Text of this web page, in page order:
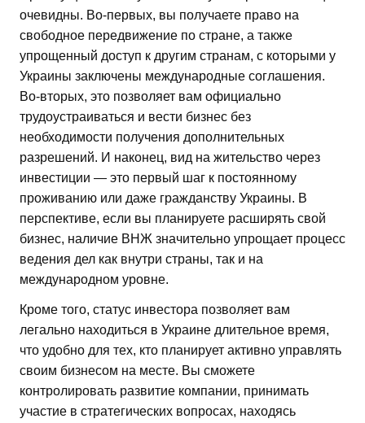
очевидны. Во-первых, вы получаете право на
свободное передвижение по стране, а также
упрощенный доступ к другим странам, с которыми у
Украины заключены международные соглашения.
Во-вторых, это позволяет вам официально
трудоустраиваться и вести бизнес без
необходимости получения дополнительных
разрешений. И наконец, вид на жительство через
инвестиции — это первый шаг к постоянному
проживанию или даже гражданству Украины. В
перспективе, если вы планируете расширять свой
бизнес, наличие ВНЖ значительно упрощает процесс
ведения дел как внутри страны, так и на
международном уровне.
Кроме того, статус инвестора позволяет вам
легально находиться в Украине длительное время,
что удобно для тех, кто планирует активно управлять
своим бизнесом на месте. Вы сможете
контролировать развитие компании, принимать
участие в стратегических вопросах, находясь